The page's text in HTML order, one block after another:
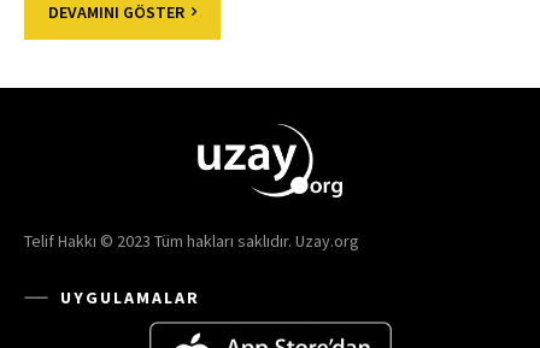
DEVAMINI GÖSTER
Telif Hakkı © 2023 Tüm hakları saklıdır. Uzay.org
UYGULAMALAR